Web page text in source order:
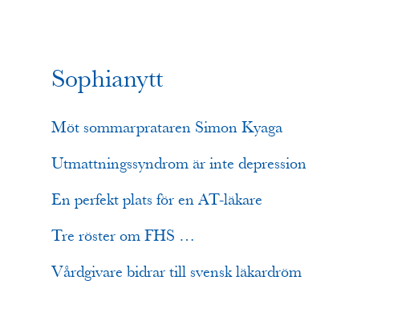
Sophianytt
Möt sommarprataren Simon Kyaga
Utmattningssyndrom är inte depression
En perfekt plats för en AT-läkare
Tre röster om FHS …
Vårdgivare bidrar till svensk läkardröm